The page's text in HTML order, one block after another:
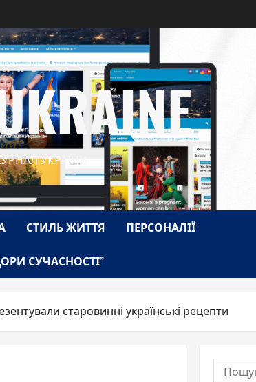
УКРАЇНИ
СТИЛЬ ЖИТТЯ ПЕРСОНАЛІЇ
СУЧАСНОСТІ”
старовинні українські рецепти
Пошук: